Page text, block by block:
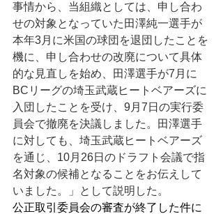
事情から、当組織としては、申し合わ
せの対象となっていた田澤純一選手が
本年3月に米国の球団を退団したことを
機に、申し合わせの改廃について具体
的な見直しを始め、田澤選手が7月に
BCリーグの埼玉武蔵ヒートベアーズに
入団したことを受け、9月7日の実行委
員会で撤廃を決議しました。田澤選手
に対しても、埼玉武蔵ヒートベアーズ
を通じ、10月26日のドラフト会議で指
名対象の候補となることをお伝えして
いました。」として説明した。
公正取引委員会の審査が終了した件に